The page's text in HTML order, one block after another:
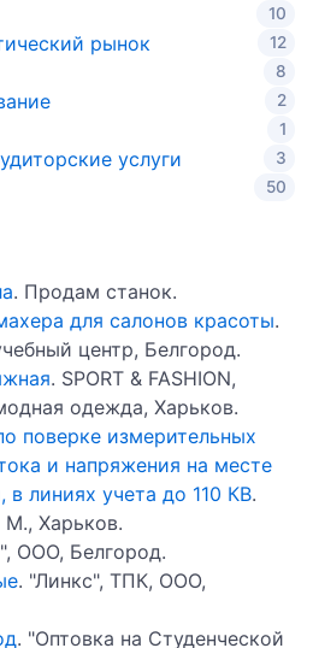
10
рынок 12
8
2
1
услуги 3
50
. Продам станок.
для салонов красоты.
центр, Белгород.
. SPORT & FASHION,
одежда, Харьков.
поверке измерительных
и напряжения на месте
в линиях учета до 110 КВ.
Харьков.
ООО, Белгород.
. "Линкс", ТПК, ООО,
. "Оптовка на Студенческой